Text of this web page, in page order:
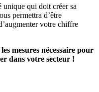
unique qui doit créer sa
permettra d’être
votre chiffre
mesures nécessaire pour
dans votre secteur !